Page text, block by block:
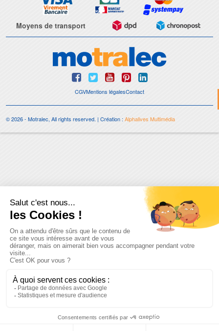
Moyens de transport
CGVMentions légalesContact
© 2026 - Motralec, All rights reserved. | Création :Alphalives Multimédia